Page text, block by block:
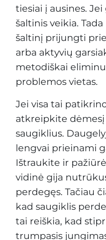
tiesiai į ausines. Jei
šaltinis veikia.
šaltinį prijungti
arba aktyvių
metodiškai
problemos vietas.
Jei visa tai
atkreipkite
saugiklius.
lengvai prieinami
Ištraukite ir
vidinė gija
perdegęs. Tačiau
kad saugiklis
tai reiškia, kad
trumpasis